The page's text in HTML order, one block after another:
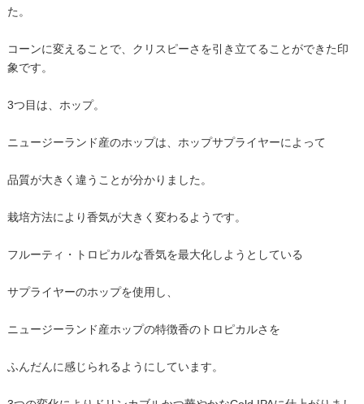
た。
コーンに変えることで、クリスピーさを引き立てることができた印
象です。
3つ目は、ホップ。
ニュージーランド産のホップは、ホップサプライヤーによって
品質が大きく違うことが分かりました。
栽培方法により香気が大きく変わるようです。
フルーティ・トロピカルな香気を最大化しようとしている
サプライヤーのホップを使用し、
ニュージーランド産ホップの特徴香のトロピカルさを
ふんだんに感じられるようにしています。